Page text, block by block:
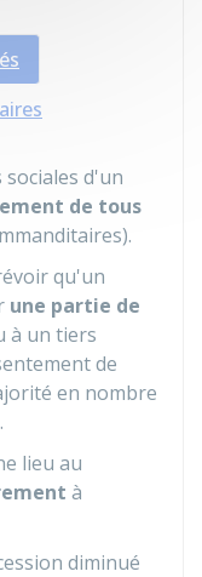
d'un
de tous
qu'un
une partie de
à un tiers
de
en nombre
lieu au
à
diminué